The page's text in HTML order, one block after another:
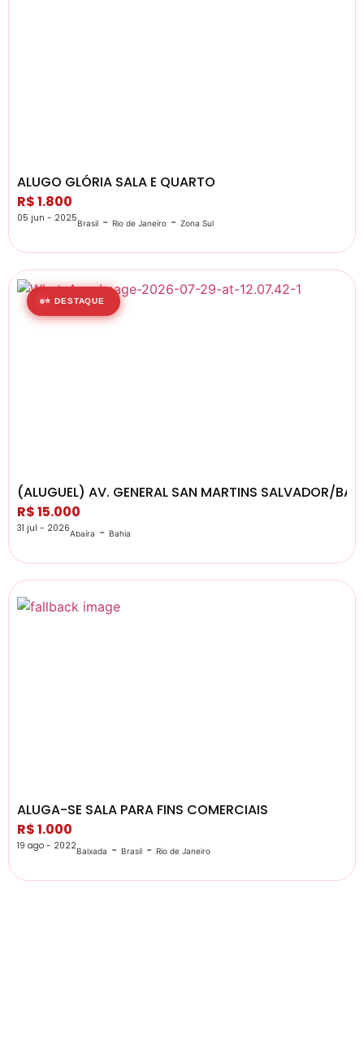
ALUGO GLÓRIA SALA E QUARTO
R$ 1.800
05 jun - 2025Brasil - Rio de Janeiro - Zona Sul
⭐ DESTAQUE
(ALUGUEL) AV. GENERAL SAN MARTINS SALVADOR/BA
R$ 15.000
31 jul - 2026Abaíra - Bahia
ALUGA-SE SALA PARA FINS COMERCIAIS
R$ 1.000
19 ago - 2022Baixada - Brasil - Rio de Janeiro